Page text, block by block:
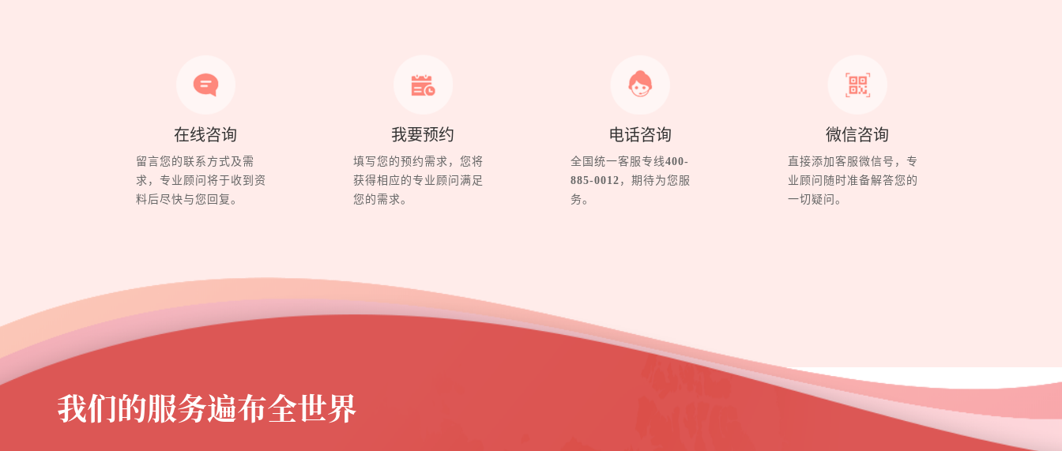
在线咨询
留言您的联系方式及需
求，专业顾问将于收到资
料后尽快与您回复。
我要预约
填写您的预约需求，您将
获得相应的专业顾问满足
您的需求。
电话咨询
全国统一客服专线400-
885-0012 ，期待为您服
务。
微信咨询
直接添加客服微信号，专
业顾问随时准备解答您的
一切疑问。
我们的服务遍布全世界